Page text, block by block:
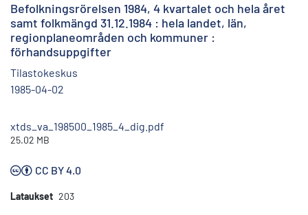
Befolkningsrörelsen 1984, 4 kvartalet och hela året
samt folkmängd 31.12.1984 : hela landet, län,
regionplaneområden och kommuner :
förhandsuppgifter
Tilastokeskus
1985-04-02
xtds_va_198500_1985_4_dig.pdf
25.02 MB
CC BY 4.0
Lataukset 203